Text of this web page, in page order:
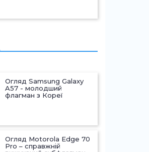
Огляд Samsung Galaxy
A57 - молодший
флагман з Кореї
Огляд Motorola Edge 70
Pro – справжній